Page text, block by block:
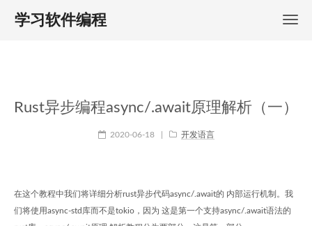
学习软件编程
Rust异步编程async/.await原理解析（一）
2020-06-18 开发语言
在这个教程中我们将详细分析rust异步代码async/.await的 内部运行机制。我
们将使用async-std库而不是tokio，因为 这是第一个支持async/.await语法的